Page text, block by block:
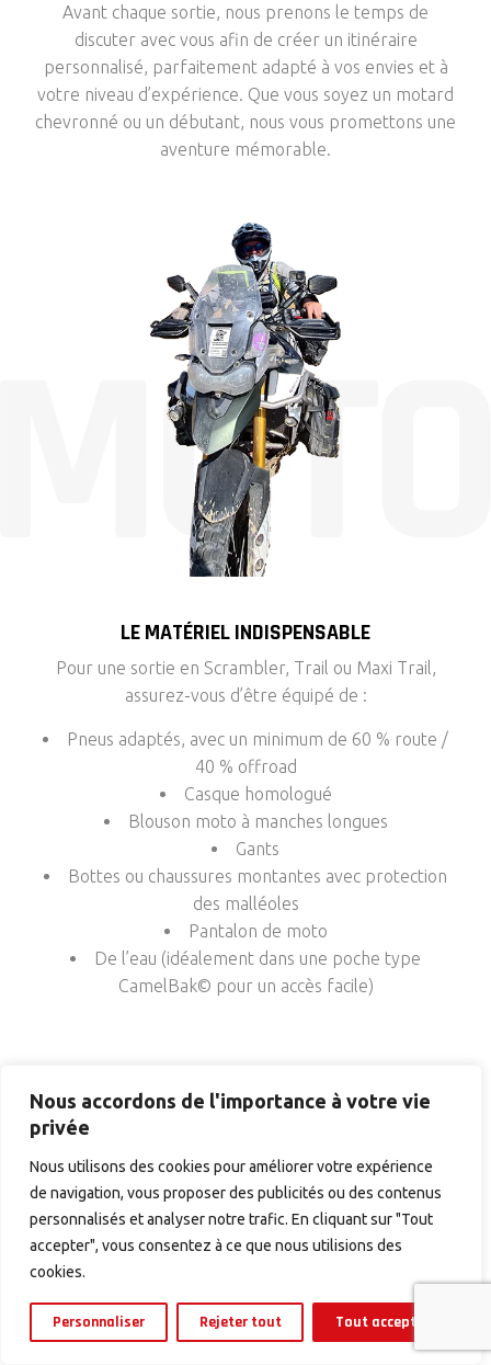
Nous accordons de l'importance à votre vie
privée
Nous utilisons des cookies pour améliorer votre expérience
de navigation, vous proposer des publicités ou des contenus
personnalisés et analyser notre trafic. En cliquant sur "Tout
accepter", vous consentez à ce que nous utilisions des
cookies.
Personnaliser Rejeter tout Tout accepter
Avant chaque sortie, nous prenons le temps de
discuter avec vous afin de créer un itinéraire
personnalisé, parfaitement adapté à vos envies et à
votre niveau d’expérience. Que vous soyez un motard
chevronné ou un débutant, nous vous promettons une
aventure mémorable.
LE MATÉRIEL INDISPENSABLE
Pour une sortie en Scrambler, Trail ou Maxi Trail,
assurez-vous d’être équipé de :
Pneus adaptés, avec un minimum de 60 % route /
40 % offroad
Casque homologué
Blouson moto à manches longues
Gants
Bottes ou chaussures montantes avec protection
des malléoles
Pantalon de moto
De l’eau (idéalement dans une poche type
CamelBak© pour un accès facile)
MEMBRE DU SYNDICAT
DES GUIDES